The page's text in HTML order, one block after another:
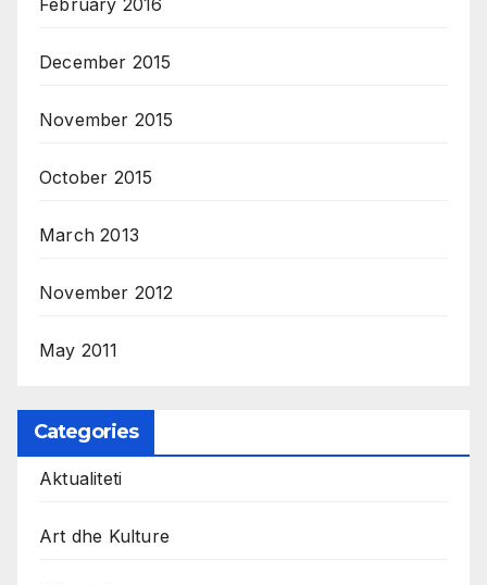
December 2015
November 2015
October 2015
March 2013
November 2012
May 2011
Categories
Aktualiteti
Art dhe Kulture